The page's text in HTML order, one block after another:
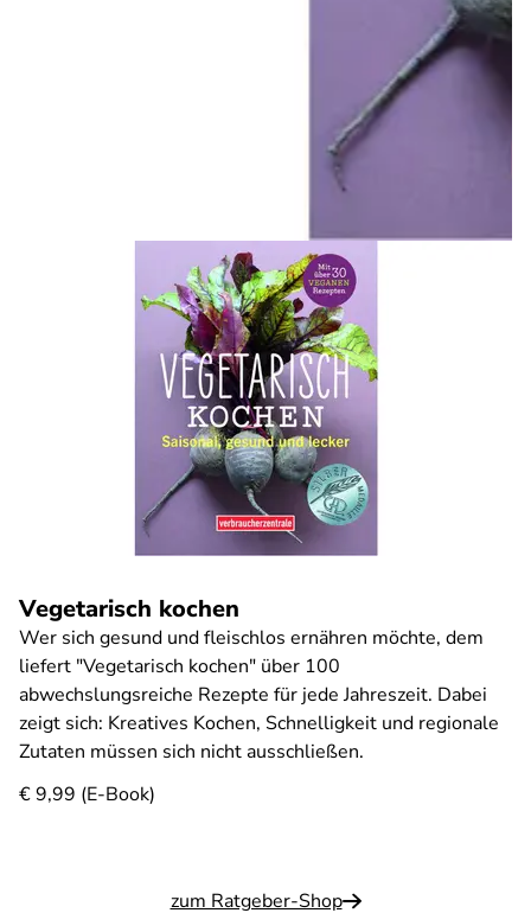
Vegetarisch kochen
Wer sich gesund und fleischlos ernähren möchte, dem
liefert "Vegetarisch kochen" über 100
abwechslungsreiche Rezepte für jede Jahreszeit. Dabei
zeigt sich: Kreatives Kochen, Schnelligkeit und regionale
Zutaten müssen sich nicht ausschließen.
€ 9,99 (E-Book)
zum Ratgeber-Shop